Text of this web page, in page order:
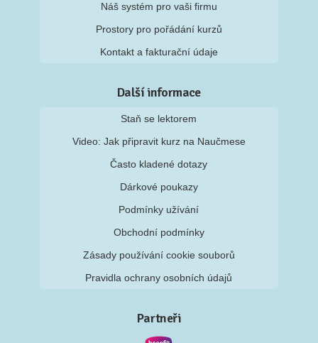
Náš systém pro vaši firmu
Prostory pro pořádání kurzů
Kontakt a fakturační údaje
Další informace
Staň se lektorem
Video: Jak připravit kurz na Naučmese
Často kladené dotazy
Dárkové poukazy
Podmínky užívání
Obchodní podmínky
Zásady používání cookie souborů
Pravidla ochrany osobních údajů
Partneři